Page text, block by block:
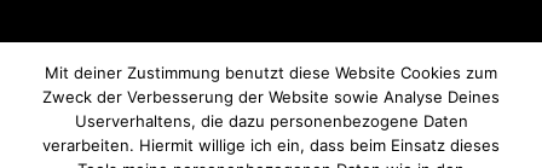
Mit deiner Zustimmung benutzt diese Website Cookies zum
Zweck der Verbesserung der Website sowie Analyse Deines
Userverhaltens, die dazu personenbezogene Daten
verarbeiten. Hiermit willige ich ein, dass beim Einsatz dieses